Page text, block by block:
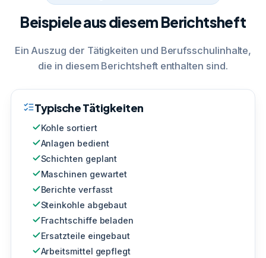
Beispiele aus diesem Berichtsheft
Ein Auszug der Tätigkeiten und Berufsschulinhalte,
die in diesem Berichtsheft enthalten sind.
Typische Tätigkeiten
Kohle sortiert
Anlagen bedient
Schichten geplant
Maschinen gewartet
Berichte verfasst
Steinkohle abgebaut
Frachtschiffe beladen
Ersatzteile eingebaut
Arbeitsmittel gepflegt